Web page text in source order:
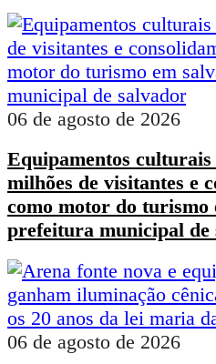
06 de agosto de 2026
Equipamentos
milhões de visitantes e
como motor do turismo
prefeitura municipal de
06 de agosto de 2026